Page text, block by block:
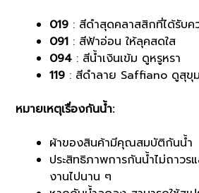
019 : สีดำสุดคลาสสิกที่ได้รับค
091 : สีฟ้าอ่อน ให้ลุคสดใส
094 : สีน้ำเงินเข้ม ดูหรูหรา
119 : สีดำลาย Saffiano ดูสุขุม
หมายเหตุเรื่องกันน้ำ:
ผ้าของสินค้ามีคุณสมบัติกันน้ำ
ประสิทธิภาพการกันน้ำไม่ถาวร
งานไปนาน ๆ